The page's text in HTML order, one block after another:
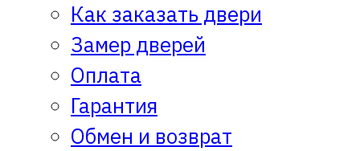
Как заказать двери
Замер дверей
Оплата
Гарантия
Обмен и возврат